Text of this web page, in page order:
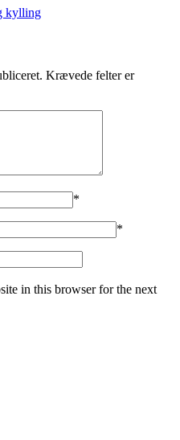
Krævede felter er
*
*
in this browser for the next